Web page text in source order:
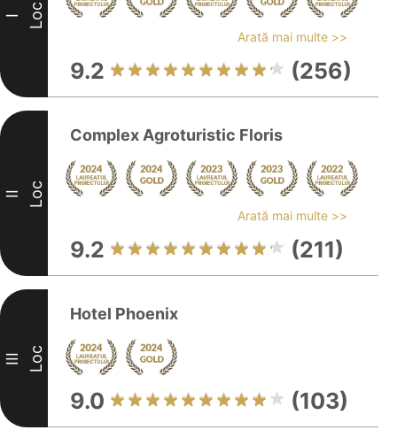
I Loc
Arată mai multe >>
9.2 (256)
II Loc
Complex Agroturistic Floris
Arată mai multe >>
9.2 (211)
III Loc
Hotel Phoenix
9.0 (103)